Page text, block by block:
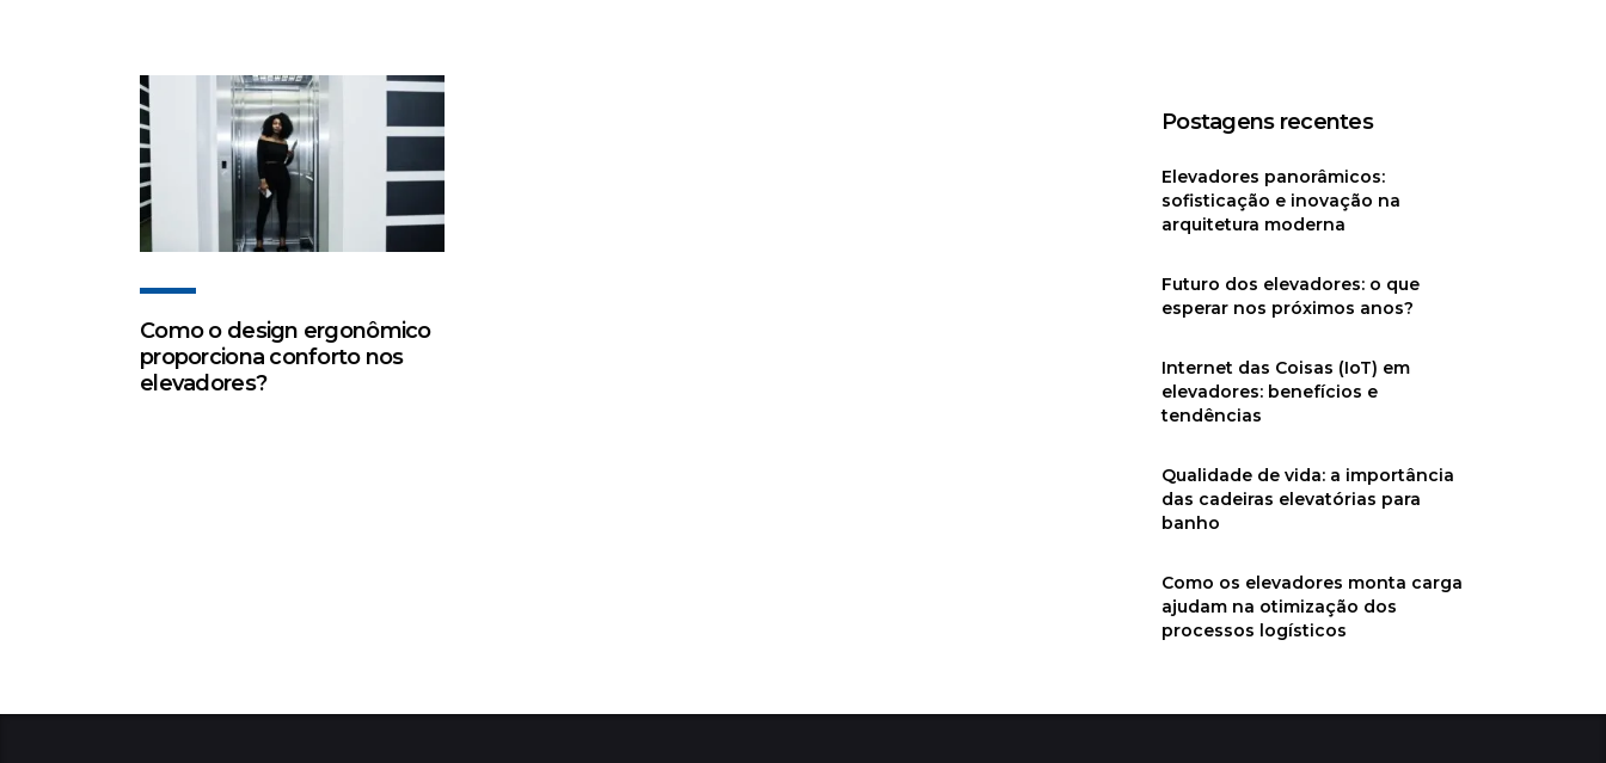
Como o design ergonômico
proporciona conforto nos
elevadores?
Postagens recentes
Elevadores panorâmicos:
sofisticação e inovação na
arquitetura moderna
Futuro dos elevadores: o que
esperar nos próximos anos?
Internet das Coisas (IoT) em
elevadores: benefícios e
tendências
Qualidade de vida: a importância
das cadeiras elevatórias para
banho
Como os elevadores monta carga
ajudam na otimização dos
processos logísticos